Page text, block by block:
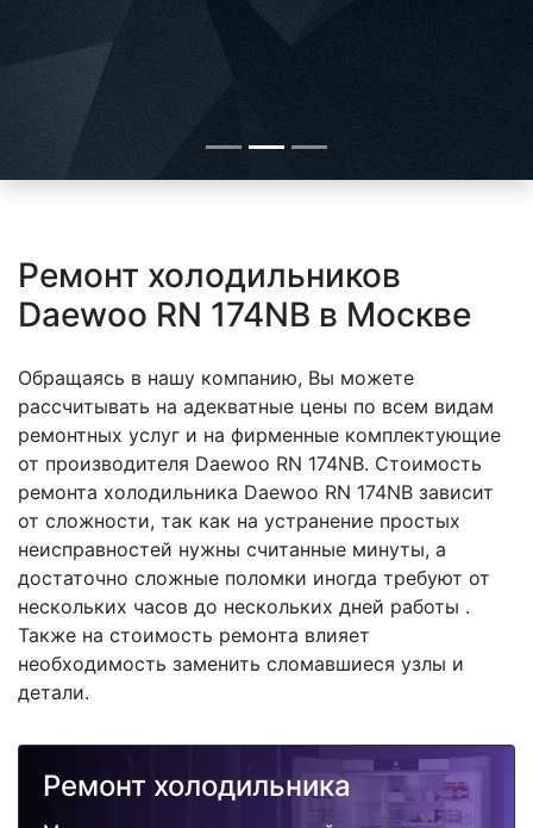
Ремонт холодильников
Daewoo RN 174NB в Москве
Обращаясь в нашу компанию, Вы можете
рассчитывать на адекватные цены по всем видам
ремонтных услуг и на фирменные комплектующие
от производителя Daewoo RN 174NB. Стоимость
ремонта холодильника Daewoo RN 174NB зависит
от сложности, так как на устранение простых
неисправностей нужны считанные минуты, а
достаточно сложные поломки иногда требуют от
нескольких часов до нескольких дней работы .
Также на стоимость ремонта влияет
необходимость заменить сломавшиеся узлы и
детали.
Ремонт холодильника